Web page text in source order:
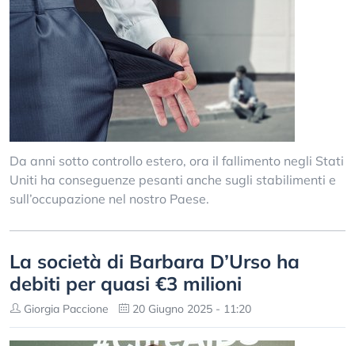
Da anni sotto controllo estero, ora il fallimento negli Stati
Uniti ha conseguenze pesanti anche sugli stabilimenti e
sull’occupazione nel nostro Paese.
La società di Barbara D’Urso ha
debiti per quasi €3 milioni
Giorgia Paccione 20 Giugno 2025 - 11:20